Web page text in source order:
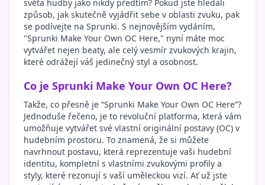
světa hudby jako nikdy předtím? Pokud jste hledali
způsob, jak skutečně vyjádřit sebe v oblasti zvuku, pak
se podívejte na Sprunki. S nejnovějším vydáním,
"Sprunki Make Your Own OC Here," nyní máte moc
vytvářet nejen beaty, ale celý vesmír zvukových krajin,
které odrážejí váš jedinečný styl a osobnost.
Co je Sprunki Make Your Own OC Here?
Takže, co přesně je “Sprunki Make Your Own OC Here”?
Jednoduše řečeno, je to revoluční platforma, která vám
umožňuje vytvářet své vlastní originální postavy (OC) v
hudebním prostoru. To znamená, že si můžete
navrhnout postavu, která reprezentuje vaši hudební
identitu, kompletní s vlastními zvukovými profily a
styly, které rezonují s vaší uměleckou vizí. Ať už jste